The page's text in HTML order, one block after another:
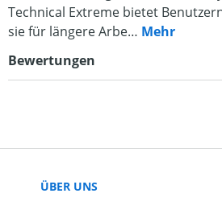
Technical Extreme bietet
sie für längere Arbe… Mehr
Bewertungen
ÜBER UNS